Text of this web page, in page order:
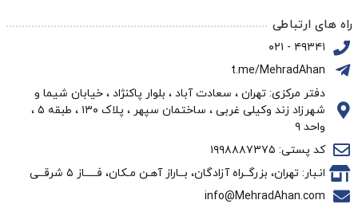
سبد
راه های ارتباطی
۴۹۳۴۱ - ۰۲۱
t.me/MehradAhan
دفتر مرکزی: تهران ، سعادت آباد ، بلوار پاکنژاد ، خیابان شیما و
شهرزاد زند وکیلی غربی ، ساختمان سپهر ، پلاک ۱۳۰ ، طبقه ۵ ،
واحد ۹
کد پستی: ۱۹۹۸۸۸۷۳۷۵
انـبار: تهران، بزرگــراه آزادگان، بــاراز آهـن مـکان، فـــــاز ۵ شرقــی
info@MehradAhan.com